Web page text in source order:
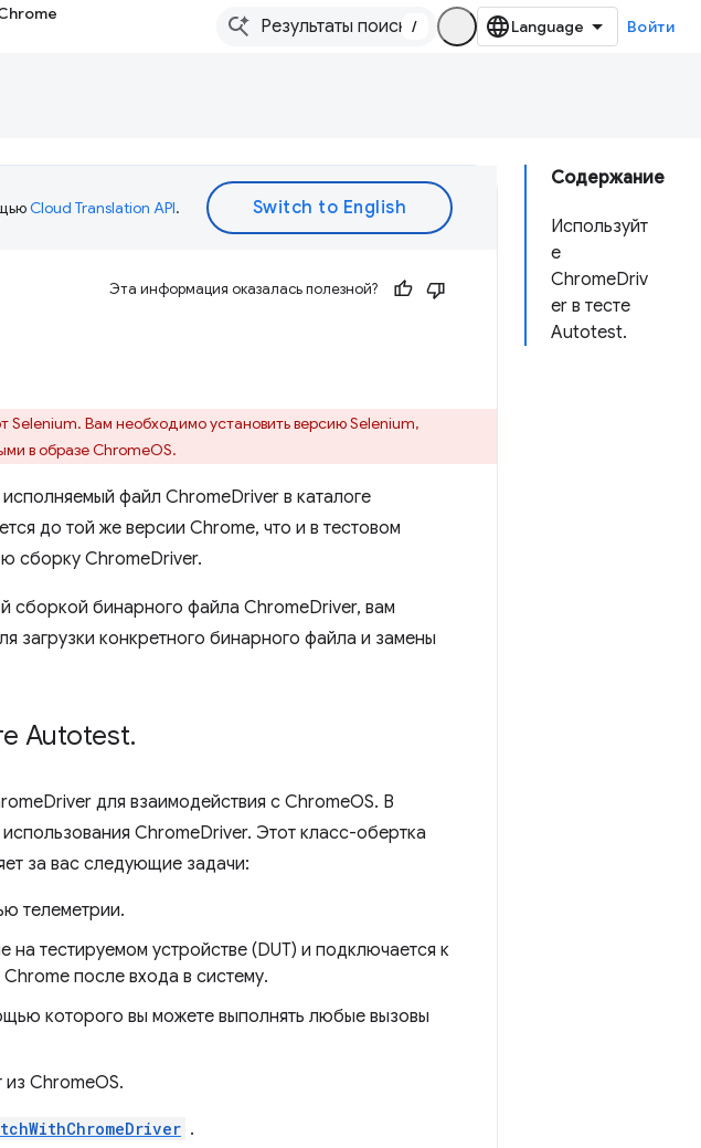
/ Войти
Содержание
Используйт
е
ChromeDriv
er в тесте
Autotest.
Cloud Translation API.
Эта информация оказалась полезной?
Selenium. Вам необходимо установить версию Selenium,
в образе ChromeOS.
файл ChromeDriver в каталоге
до той же версии Chrome, что и в тестовом
сборку ChromeDriver.
сборкой бинарного файла ChromeDriver, вам
загрузки конкретного бинарного файла и замены
Autotest.
для взаимодействия с ChromeOS. В
ChromeDriver. Этот класс-обертка
за вас следующие задачи:
телеметрии.
тестируемом устройстве (DUT) и подключается к
после входа в систему.
которого вы можете выполнять любые вызовы
ChromeOS.
.